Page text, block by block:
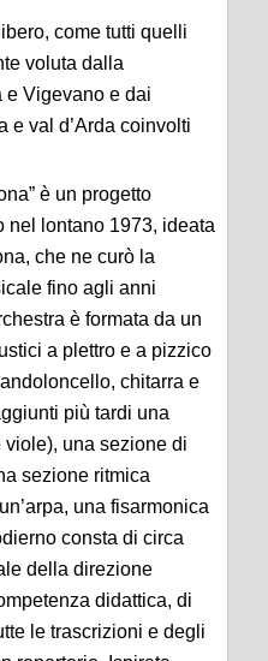
come tutti quelli
voluta dalla
e Vigevano e dai
e val d’Arda coinvolti
è un progetto
nel lontano 1973, ideata
che ne curò la
fino agli anni
è formata da un
a plettro e a pizzico
chitarra e
più tardi una
viole), una sezione di
sezione ritmica
una fisarmonica
consta di circa
della direzione
didattica, di
le trascrizioni e degli